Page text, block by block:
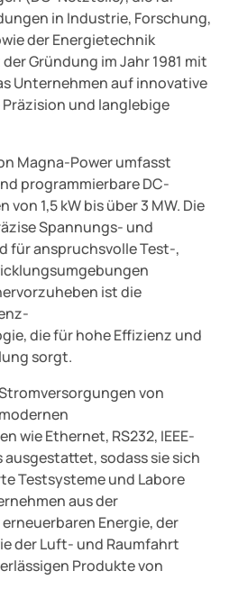
in Industrie, Forschung,
der Energietechnik
Gründung im Jahr 1981 mit
Unternehmen auf innovative
und langlebige
Magna-Power umfasst
programmierbare DC-
1,5 kW bis über 3 MW. Die
Spannungs- und
für anspruchsvolle Test-,
ist die
die für hohe Effizienz und
sorgt.
von
wie Ethernet, RS232, IEEE-
ausgestattet, sodass sie sich
Testsysteme und Labore
aus der
Energie, der
der Luft- und Raumfahrt
Produkte von